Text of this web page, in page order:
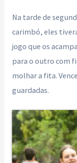
Na tarde de
carimbó, eles
jogo que os
para o outro com
molhar a fita.
guardadas.